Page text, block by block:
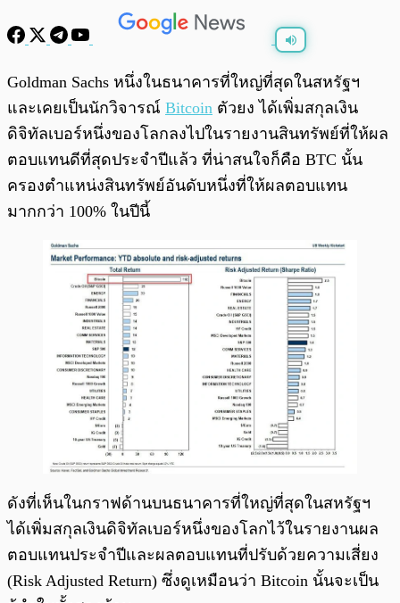
/0:00
Goldman Sachs หนึ่งในธนาคารที่ใหญ่ที่สุดในสหรัฐฯ
และเคยเป็นนักวิจารณ์ Bitcoin ตัวยง ได้เพิ่มสกุลเงิน
ดิจิทัลเบอร์หนึ่งของโลกลงไปในรายงานสินทรัพย์ที่ให้ผล
ตอบแทนดีที่สุดประจำปีแล้ว ที่น่าสนใจก็คือ BTC นั้น
ครองตำแหน่งสินทรัพย์อันดับหนึ่งที่ให้ผลตอบแทน
มากกว่า 100% ในปีนี้
ดังที่เห็นในกราฟด้านบนธนาคารที่ใหญ่ที่สุดในสหรัฐฯ
ได้เพิ่มสกุลเงินดิจิทัลเบอร์หนึ่งของโลกไว้ในรายงานผล
ตอบแทนประจำปีและผลตอบแทนที่ปรับด้วยความเสี่ยง
(Risk Adjusted Return) ซึ่งดูเหมือนว่า Bitcoin นั้นจะเป็น